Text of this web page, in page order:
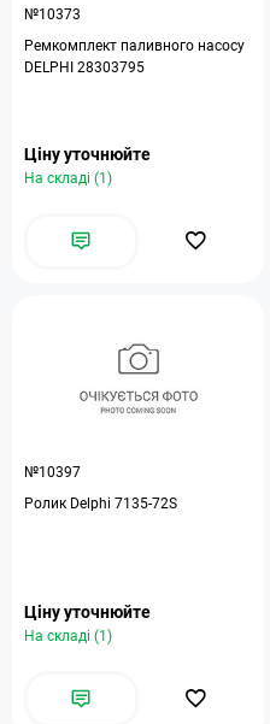
№10373
Ремкомплект паливного насосу
DELPHI 28303795
Ціну уточнюйте
На складі (1)
№10397
Ролик Delphi 7135-72S
Ціну уточнюйте
На складі (1)